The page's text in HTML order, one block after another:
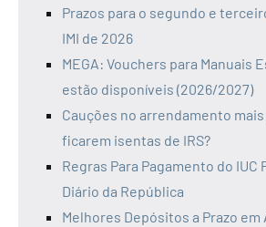
Prazos para o segundo e
IMI de 2026
MEGA: Vouchers para Manuais
estão disponíveis (2026/2027)
Cauções no arrendamento
ficarem isentas de IRS?
Regras Para Pagamento do IUC
Diário da República
Melhores Depósitos a Prazo